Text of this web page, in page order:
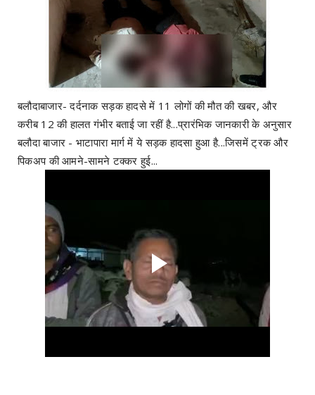
बलौदाबाजार- दर्दनाक सड़क हादसे में 11 लोगों की मौत की खबर, और
करीब 12 की हालत गंभीर बताई जा रहीं है...प्रारंभिक जानकारी के अनुसार
बलौदा बाजार - भाटापारा मार्ग में ये सड़क हादसा हुआ है...जिसमें ट्रक और
पिकअप की आमने-सामने टक्कर हुई...